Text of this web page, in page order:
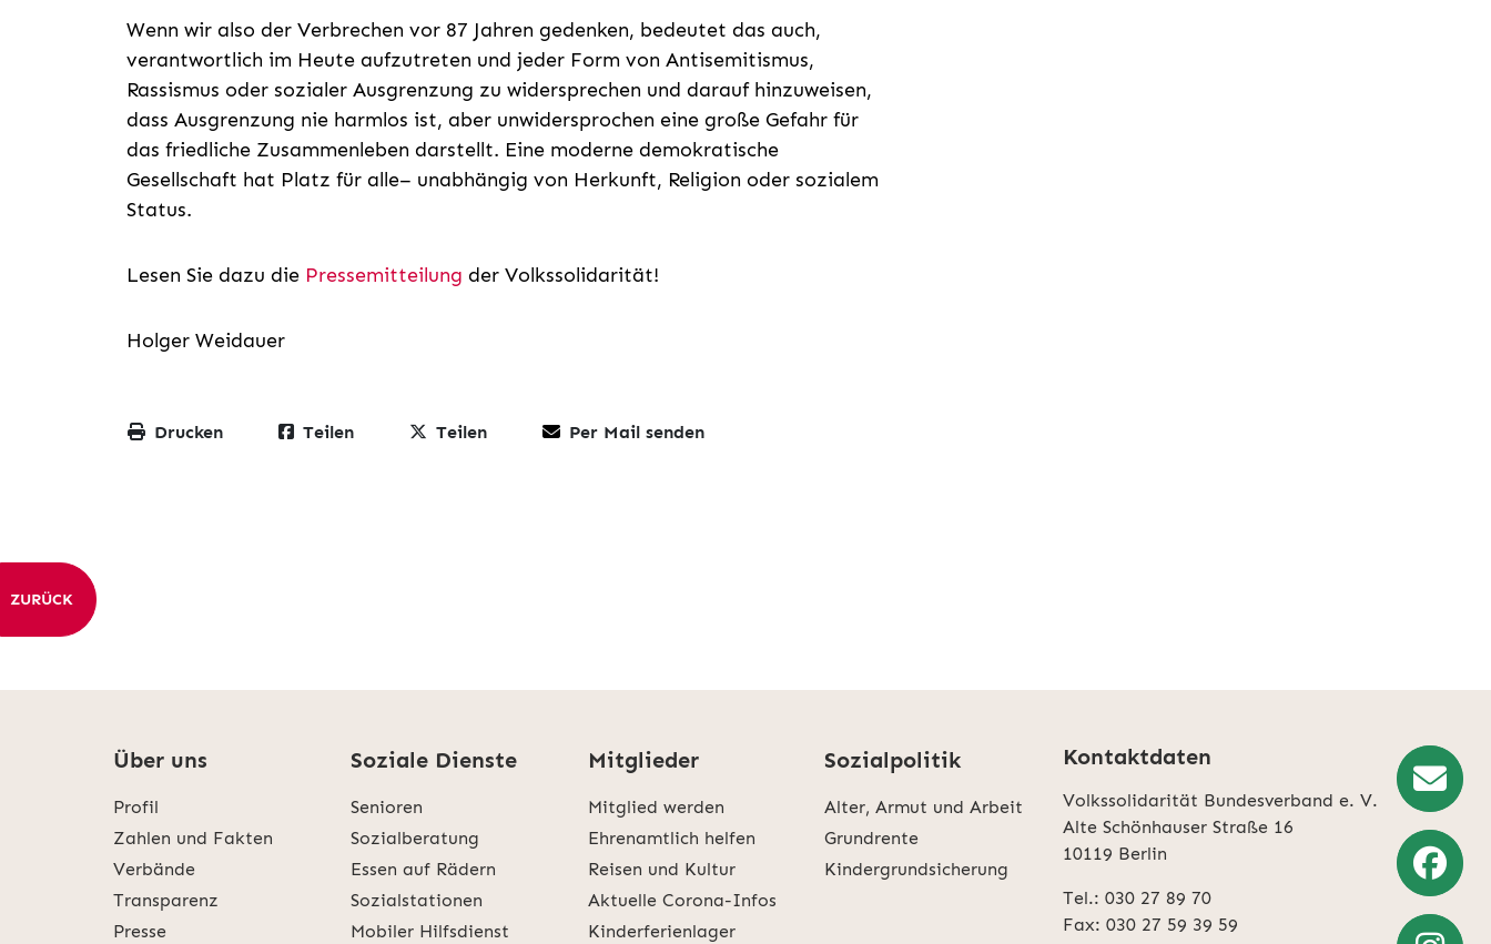
Wenn wir also der Verbrechen vor 87 Jahren gedenken, bedeutet das auch,
verantwortlich im Heute aufzutreten und jeder Form von Antisemitismus,
Rassismus oder sozialer Ausgrenzung zu widersprechen und darauf hinzuweisen,
dass Ausgrenzung nie harmlos ist, aber unwidersprochen eine große Gefahr für
das friedliche Zusammenleben darstellt. Eine moderne demokratische
Gesellschaft hat Platz für alle– unabhängig von Herkunft, Religion oder sozialem
Status.
Lesen Sie dazu die Pressemitteilung der Volkssolidarität!
Holger Weidauer
Drucken Teilen Teilen Per Mail senden
ZURÜCK
Über uns
Profil
Zahlen und Fakten
Verbände
Transparenz
Presse
Soziale Dienste
Senioren
Sozialberatung
Essen auf Rädern
Sozialstationen
Mobiler Hilfsdienst
Mitglieder
Mitglied werden
Ehrenamtlich helfen
Reisen und Kultur
Aktuelle Corona-Infos
Kinderferienlager
Sozialpolitik
Alter, Armut und Arbeit
Grundrente
Kindergrundsicherung
Kontaktdaten
Volkssolidarität Bundesverband e. V.
Alte Schönhauser Straße 16
10119 Berlin
Tel.: 030 27 89 70
Fax: 030 27 59 39 59
Weiter